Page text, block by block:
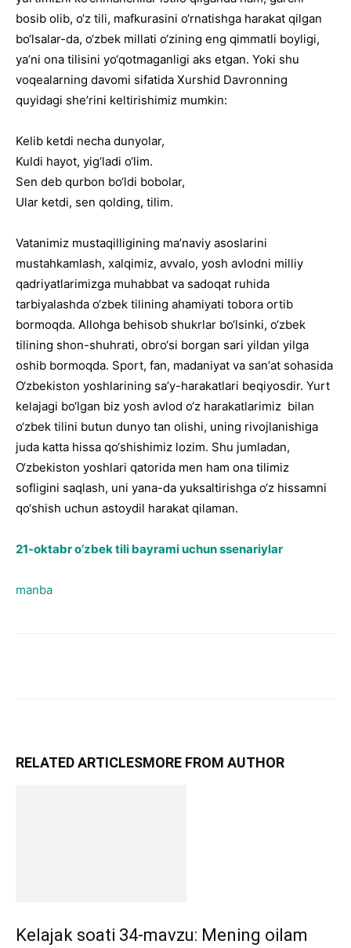
bosib olib, o‘z tili, mafkurasini o‘rnatishga harakat qilgan
bo‘lsalar-da, o‘zbek millati o‘zining eng qimmatli boyligi,
yaʼni ona tilisini yo‘qotmaganligi aks etgan. Yoki shu
voqealarning davomi sifatida Xurshid Davronning
quyidagi sheʼrini keltirishimiz mumkin:
Kelib ketdi necha dunyolar,
Kuldi hayot, yig‘ladi o‘lim.
Sen deb qurbon bo‘ldi bobolar,
Ular ketdi, sen qolding, tilim.
Vatanimiz mustaqilligining maʼnaviy asoslarini
mustahkamlash, xalqimiz, avvalo, yosh avlodni milliy
qadriyatlarimizga muhabbat va sadoqat ruhida
tarbiyalashda o‘zbek tilining ahamiyati tobora ortib
bormoqda. Allohga behisob shukrlar bo‘lsinki, o‘zbek
tilining shon-shuhrati, obro‘si borgan sari yildan yilga
oshib bormoqda. Sport, fan, madaniyat va sanʼat sohasida
O‘zbekiston yoshlarining saʼy-harakatlari beqiyosdir. Yurt
kelajagi bo‘lgan biz yosh avlod o‘z harakatlarimiz bilan
o‘zbek tilini butun dunyo tan olishi, uning rivojlanishiga
juda katta hissa qo‘shishimiz lozim. Shu jumladan,
O‘zbekiston yoshlari qatorida men ham ona tilimiz
sofligini saqlash, uni yana-da yuksaltirishga o‘z hissamni
qo‘shish uchun astoydil harakat qilaman.
21-oktabr o’zbek tili bayrami uchun ssenariylar
manba
RELATED ARTICLESMORE FROM AUTHOR
Kelajak soati 34-mavzu: Mening oilam